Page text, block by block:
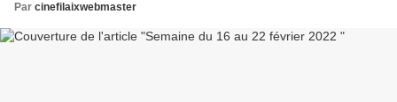
Par cinefilaixwebmaster